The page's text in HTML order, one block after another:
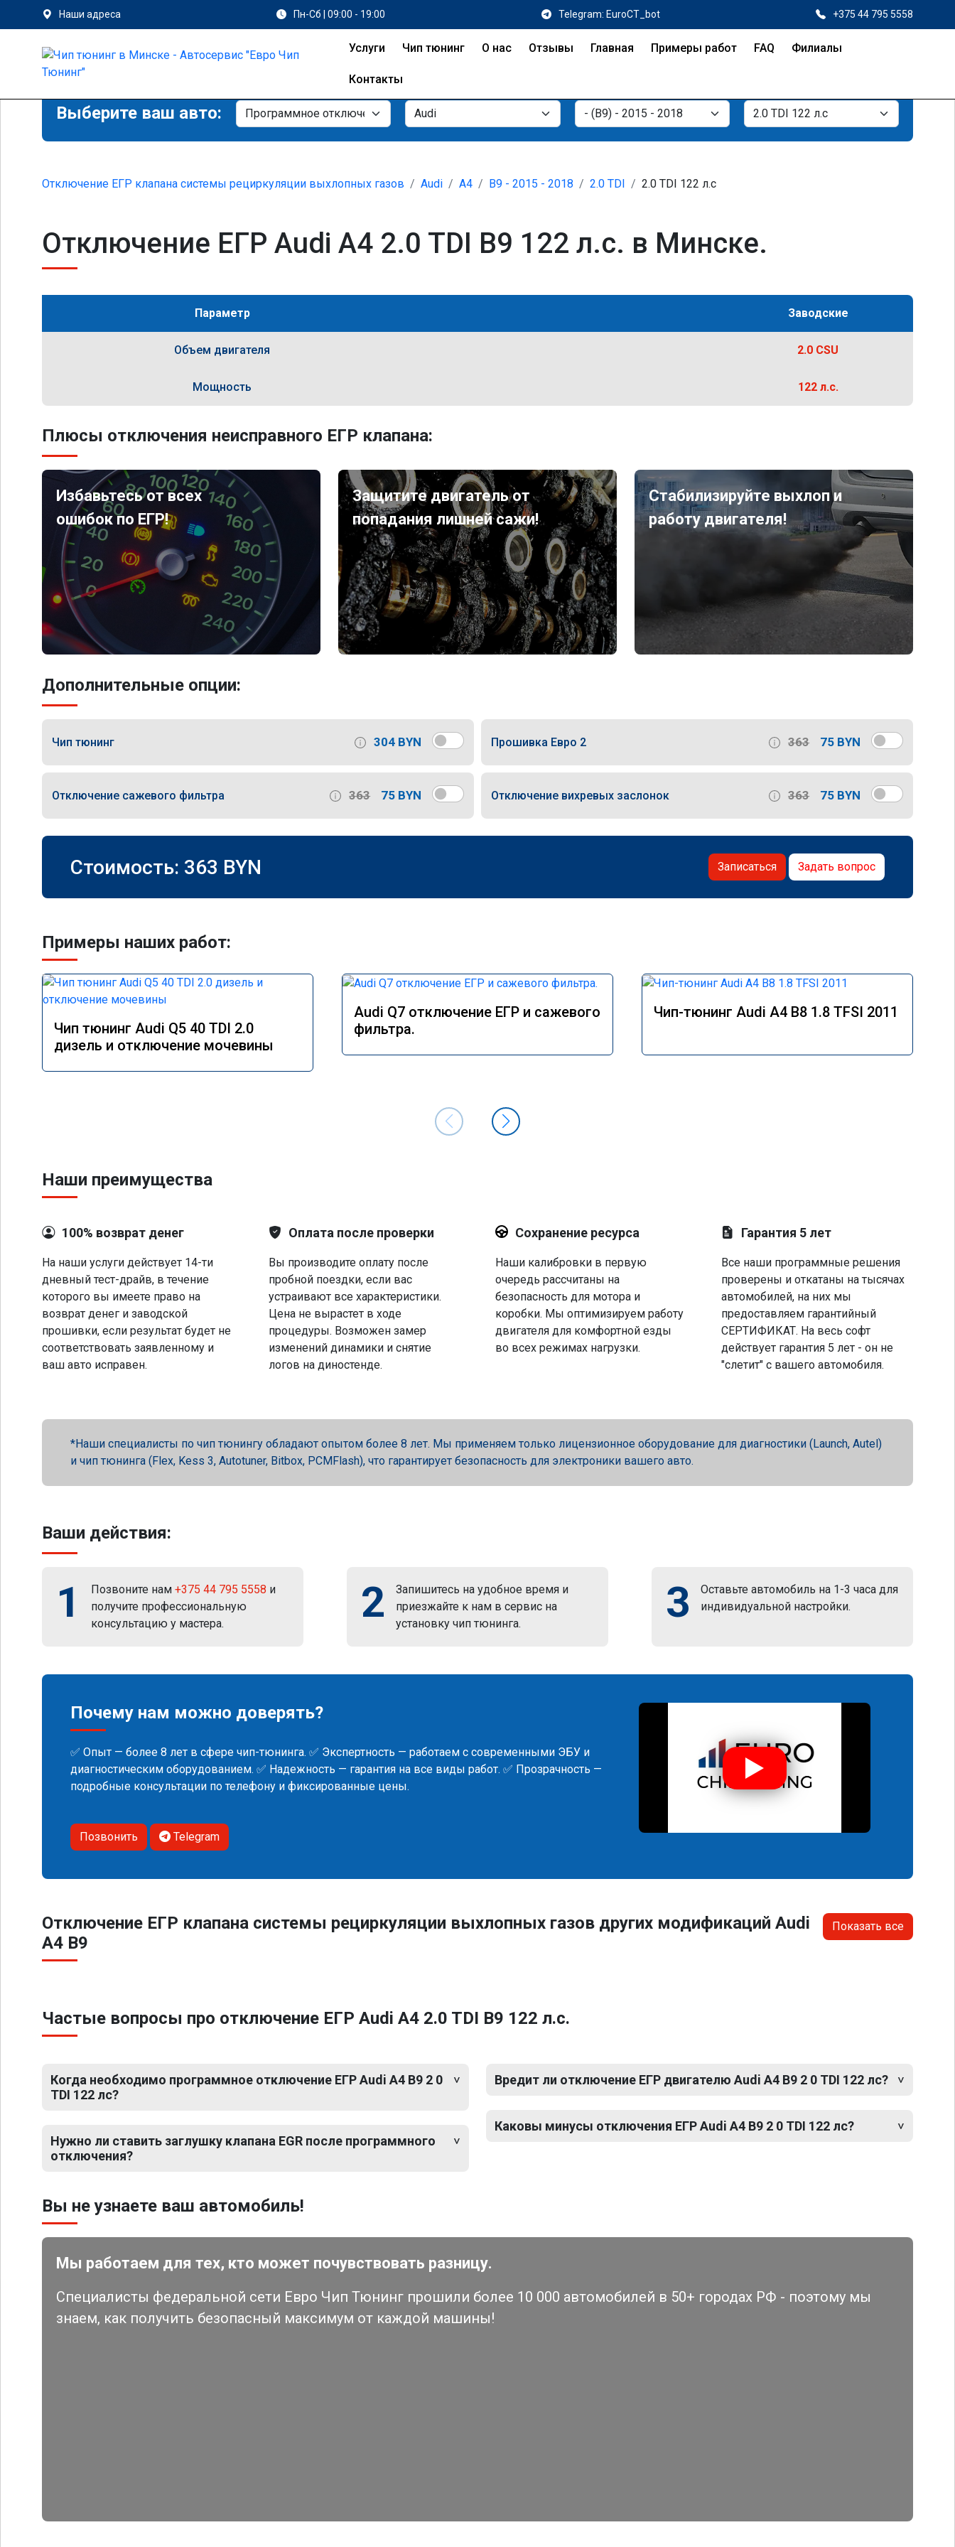
Наши адреса Пн-Сб | 09:00 - 19:00 Telegram: EuroCT_bot +375 44 795 5558
Услуги Чип тюнинг О нас Отзывы Главная Примеры работ FAQ Филиалы
Контакты
Выберите ваш авто:
Отключение ЕГР клапана системы рециркуляции выхлопных газов Audi A4 B9 - 2015 - 2018 2.0 TDI 2.0 TDI 122 л.с
Отключение ЕГР Audi A4 2.0 TDI B9 122 л.с. в Минске.
Параметр Заводские
Объем двигателя 2.0 CSU
Мощность 122 л.с.
Плюсы отключения неисправного ЕГР клапана:
Избавьтесь от всех
ошибок по ЕГР!
Защитите двигатель от
попадания лишней сажи!
Стабилизируйте выхлоп и
работу двигателя!
Дополнительные опции:
Чип тюнинг 304 BYN Прошивка Евро 2 363 75 BYN
Отключение сажевого фильтра 363 75 BYN Отключение вихревых заслонок 363 75 BYN
Стоимость: 363 BYN Записаться Задать вопрос
Примеры наших работ:
Чип тюнинг Audi Q5 40 TDI 2.0
дизель и отключение мочевины
Audi Q7 отключение ЕГР и сажевого
фильтра.
Чип-тюнинг Audi A4 B8 1.8 TFSI 2011
Наши преимущества
100% возврат денег
На наши услуги действует 14-ти
дневный тест-драйв, в течение
которого вы имеете право на
возврат денег и заводской
прошивки, если результат будет не
соответствовать заявленному и
ваш авто исправен.
Оплата после проверки
Вы производите оплату после
пробной поездки, если вас
устраивают все характеристики.
Цена не вырастет в ходе
процедуры. Возможен замер
изменений динамики и снятие
логов на диностенде.
Сохранение ресурса
Наши калибровки в первую
очередь рассчитаны на
безопасность для мотора и
коробки. Мы оптимизируем работу
двигателя для комфортной езды
во всех режимах нагрузки.
Гарантия 5 лет
Все наши программные решения
проверены и откатаны на тысячах
автомобилей, на них мы
предоставляем гарантийный
СЕРТИФИКАТ. На весь софт
действует гарантия 5 лет - он не
"слетит" с вашего автомобиля.
Наши специалисты по чип тюнингу обладают опытом более 8 лет. Мы применяем только лицензионное оборудование для диагностики (Launch, Autel)
и чип тюнинга (Flex, Kess 3, Autotuner, Bitbox, PCMFlash), что гарантирует безопасность для электроники вашего авто.
Ваши действия:
1 Позвоните нам +375 44 795 5558 и
получите профессиональную
консультацию у мастера.
2
Запишитесь на удобное время и
приезжайте к нам в сервис на
установку чип тюнинга.
3
Оставьте автомобиль на 1-3 часа для
индивидуальной настройки.
Почему нам можно доверять?
✅ Опыт — более 8 лет в сфере чип-тюнинга. ✅ Экспертность — работаем с современными ЭБУ и
диагностическим оборудованием. ✅ Надежность — гарантия на все виды работ. ✅ Прозрачность —
подробные консультации по телефону и фиксированные цены.
Позвонить Telegram
Отключение ЕГР клапана системы рециркуляции выхлопных газов других модификаций Audi
A4 B9
Показать все
Частые вопросы про отключение ЕГР Audi A4 2.0 TDI B9 122 л.с.
Когда необходимо программное отключение ЕГР Audi A4 B9 2 0
TDI 122 лс?
Нужно ли ставить заглушку клапана EGR после программного
отключения?
Вредит ли отключение ЕГР двигателю Audi A4 B9 2 0 TDI 122 лс?
Каковы минусы отключения ЕГР Audi A4 B9 2 0 TDI 122 лс?
Вы не узнаете ваш автомобиль!
Мы работаем для тех, кто может почувствовать разницу.
Специалисты федеральной сети Евро Чип Тюнинг прошили более 10 000 автомобилей в 50+ городах РФ - поэтому мы
знаем, как получить безопасный максимум от каждой машины!